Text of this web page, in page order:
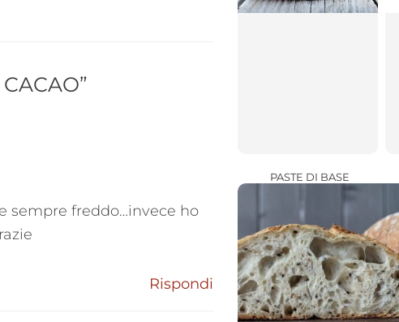
sempre freddo…invece ho
Rispondi
PASTE DI BASE